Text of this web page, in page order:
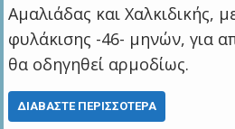
Αμαλιάδας και Χαλκιδικής,
φυλάκισης -46- μηνών, για
θα οδηγηθεί αρμοδίως.
ΔΙΑΒΆΣΤΕ ΠΕΡΙΣΣΌΤΕΡΑ